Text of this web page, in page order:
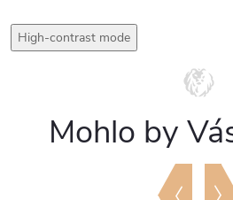
High-contrast mode
Mohlo by